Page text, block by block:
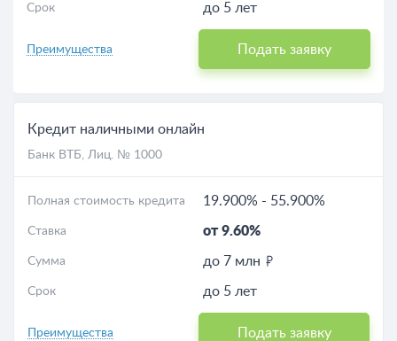
Срок до 5 лет
Преимущества Подать заявку
Кредит наличными онлайн
Банк ВТБ, Лиц. № 1000
Полная стоимость кредита 19.900% - 55.900%
Ставка от 9.60%
Сумма до 7 млн
Срок до 5 лет
Преимущества Подать заявку